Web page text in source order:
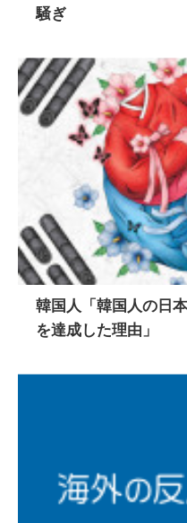
騒ぎ
韓国人「韓国人の日
を達成した理由」